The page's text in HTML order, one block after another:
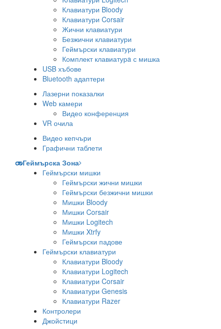
Клавиатури Bloody
Клавиатури Corsair
Жични клавиатури
Безжични клавиатури
Геймърски клавиатури
Комплект клавиатурa с мишка
USB хъбове
Bluetooth адаптери
Лазерни показалки
Web камери
Видео конференция
VR очила
Видео кепчъри
Графични таблети
Геймърска Зона
Геймърски мишки
Геймърски жични мишки
Геймърски безжични мишки
Мишки Bloody
Мишки Corsair
Мишки Logitech
Мишки Xtrfy
Геймърски падове
Геймърски клавиатури
Клавиатури Bloody
Клавиатури Logitech
Клавиатури Corsair
Клавиатури Genesis
Клавиатури Razer
Контролери
Джойстици